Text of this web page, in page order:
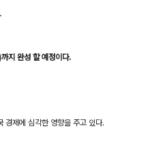
지 완성 할 예정이다.
제에 심각한 영향을 주고 있다.